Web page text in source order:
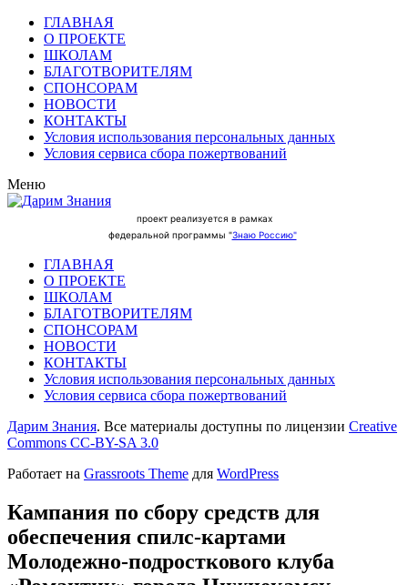
ГЛАВНАЯ
О ПРОЕКТЕ
ШКОЛАМ
БЛАГОТВОРИТЕЛЯМ
СПОНСОРАМ
НОВОСТИ
КОНТАКТЫ
Условия использования персональных данных
Условия сервиса сбора пожертвований
Меню
проект реализуется в рамках
федеральной программы "Знаю Россию"
ГЛАВНАЯ
О ПРОЕКТЕ
ШКОЛАМ
БЛАГОТВОРИТЕЛЯМ
СПОНСОРАМ
НОВОСТИ
КОНТАКТЫ
Условия использования персональных данных
Условия сервиса сбора пожертвований
Дарим Знания. Все материалы доступны по лицензии Creative
Commons СС-BY-SA 3.0
Работает на Grassroots Theme для WordPress
Кампания по сбору средств для
обеспечения спилс-картами
Молодежно-подросткового клуба